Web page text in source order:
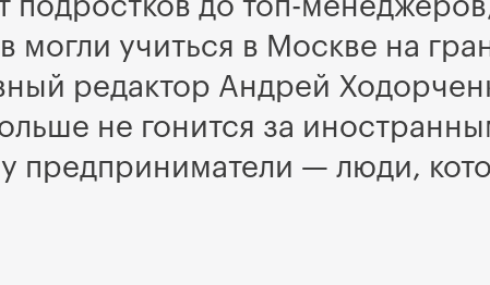
подростков до топ-
могли учиться в Москве на
редактор Андрей
не гонится за
предприниматели — люди,